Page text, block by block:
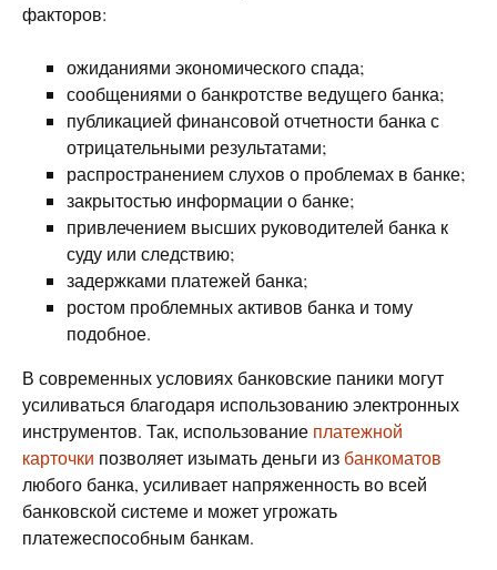
факторов:
ожиданиями экономического спада;
сообщениями о банкротстве ведущего банка;
публикацией финансовой отчетности банка с
отрицательными результатами;
распространением слухов о проблемах в банке;
закрытостью информации о банке;
привлечением высших руководителей банка к
суду или следствию;
задержками платежей банка;
ростом проблемных активов банка и тому
подобное.
В современных условиях банковские паники могут
усиливаться благодаря использованию электронных
инструментов. Так, использование платежной
карточки позволяет изымать деньги из банкоматов
любого банка, усиливает напряженность во всей
банковской системе и может угрожать
платежеспособным банкам.